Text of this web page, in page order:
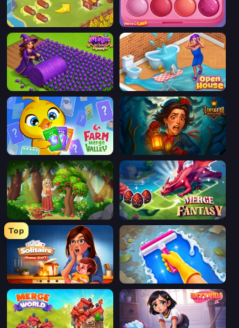
Castle Craft Piece of Cake: Merge and Bake
Magic School Open House
Farm Merge Valley Lamplighter: Merge & Magic
Northern Merge Merge Fantasy
Top
Solitaire Home Story Hotel Rush: Merge Story